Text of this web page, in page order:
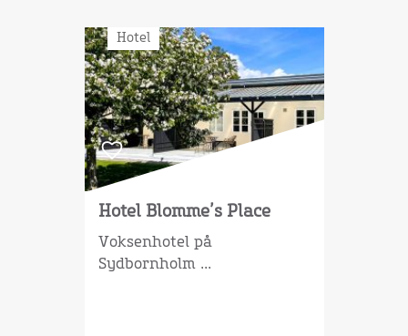
Hotel
Hotel Blomme’s Place
Voksenhotel på
Sydbornholm ...